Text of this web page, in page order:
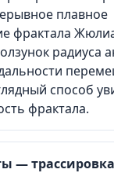
плавное
фрактала
радиуса
способ
фрактала.
— трассировка